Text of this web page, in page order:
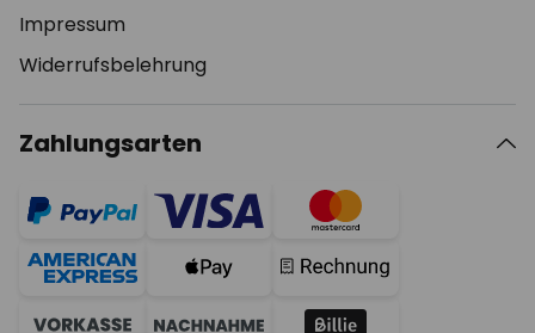
Impressum
Widerrufsbelehrung
Zahlungsarten